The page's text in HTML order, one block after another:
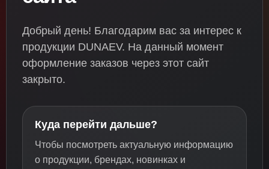
Добрый день! Благодарим вас за интерес к
продукции DUNAEV. На данный момент
оформление заказов через этот сайт
закрыто.
Куда перейти дальше?
Чтобы посмотреть актуальную информацию
о продукции, брендах, новинках и